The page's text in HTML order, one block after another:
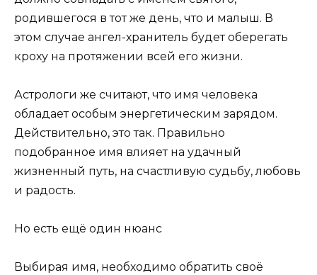
родившегося в тот же день, что и малыш. В
этом случае ангел-хранитель будет оберегать
кроху на протяжении всей его жизни.
Астрологи же считают, что имя человека
обладает особым энергетическим зарядом.
Действительно, это так. Правильно
подобранное имя влияет на удачный
жизненный путь, на счастливую судьбу, любовь
и радость.
Но есть ещё один нюанс
Выбирая имя, необходимо обратить своё